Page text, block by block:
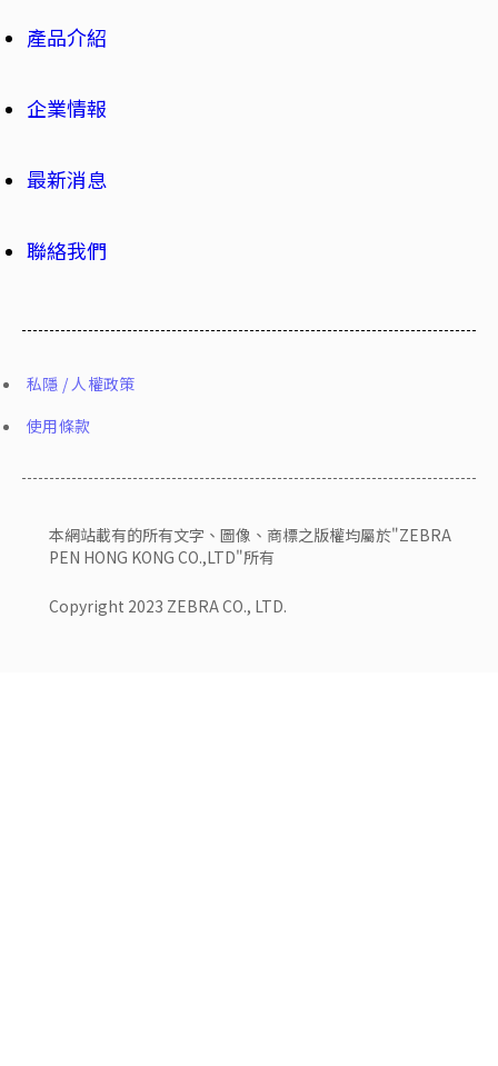
產品介紹
企業情報
最新消息
聯絡我們
本網站載有的所有文字、圖像、商標之版權均屬於"ZEBRA
PEN HONG KONG CO.,LTD"所有
Copyright 2023 ZEBRA CO., LTD.
私隱 / 人權政策
使用條款